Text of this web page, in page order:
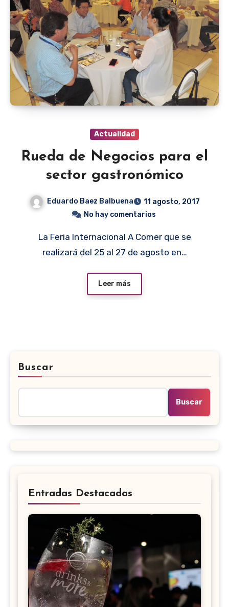
Actualidad
Rueda de Negocios para el
sector gastronómico
Eduardo Baez Balbuena
11 agosto, 2017
No hay comentarios
La Feria Internacional A Comer que se
realizará del 25 al 27 de agosto en…
Leer más
Buscar
Buscar
Entradas Destacadas